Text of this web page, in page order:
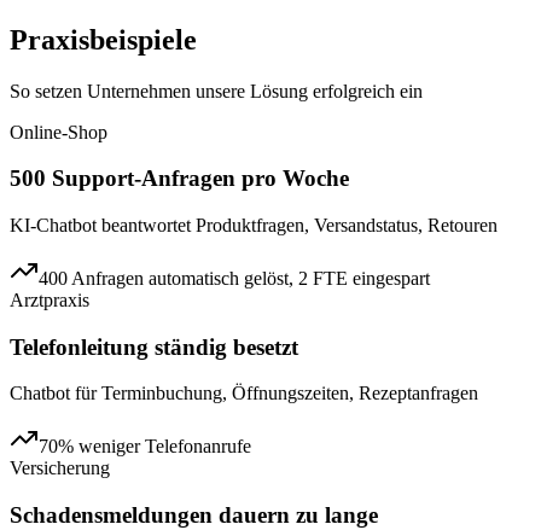
Praxisbeispiele
So setzen Unternehmen unsere Lösung erfolgreich ein
Online-Shop
500 Support-Anfragen pro Woche
KI-Chatbot beantwortet Produktfragen, Versandstatus, Retouren
400 Anfragen automatisch gelöst, 2 FTE eingespart
Arztpraxis
Telefonleitung ständig besetzt
Chatbot für Terminbuchung, Öffnungszeiten, Rezeptanfragen
70% weniger Telefonanrufe
Versicherung
Schadensmeldungen dauern zu lange